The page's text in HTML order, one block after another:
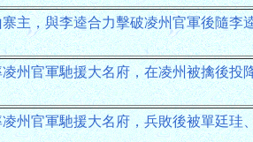
主，與李逵合力擊破凌州官軍後隨李
州官軍馳援大名府，在凌州被擒後投
州官軍馳援大名府，兵敗後被單廷珪